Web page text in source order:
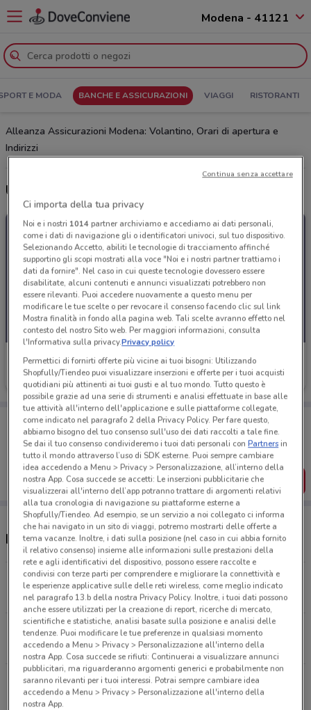
Modena - 41121
E MODA BANCHE E ASSICURAZIONI VIAGGI RISTORANTI
Alleanza Assicurazioni Modena: Volantino, Orari di apertura e
Indirizzi
Alleanza Assicurazioni
Scade il 31/12 1.2 km
Porta DoveConviene sempre con te!
Puoi trovare le migliori offerte dei negozi vicino a te,
salvarle e creare la tua lista del risparmio, comodamente
dal tuo cellulare.
SCARICA L’APP
Negozi Alleanza Assicurazioni a Modena
Via Emilia Est, 297 Modena
1.2 km
Viale Corassori, 24 Modena
1.9 km
Viale Matteotti, 47 Rubiera
11.5 km
Ci importa della tua privacy
Noi e i nostri 1014partner archiviamo e accediamo ai dati personali,
come i dati di navigazione gli o identificatori univoci, sul tuo dispositivo.
Selezionando Accetto, abiliti le tecnologie di tracciamento affinché
supportino gli scopi mostrati alla voce "Noi e i nostri partner trattiamo i
dati da fornire". Nel caso in cui queste tecnologie dovessero essere
disabilitate, alcuni contenuti e annunci visualizzati potrebbero non
essere rilevanti. Puoi accedere nuovamente a questo menu per
modificare le tue scelte o per revocare il consenso facendo clic sul link
Mostra finalità in fondo alla pagina web. Tali scelte avranno effetto nel
contesto del nostro Sito web. Per maggiori informazioni, consulta
l'Informativa sulla privacy.Privacy policy
Permettici di fornirti offerte più vicine ai tuoi bisogni: Utilizzando
Shopfully/Tiendeo puoi visualizzare inserzioni e offerte per i tuoi acquisti
quotidiani più attinenti ai tuoi gusti e al tuo mondo. Tutto questo è
possibile grazie ad una serie di strumenti e analisi effettuate in base alle
tue attività all'interno dell'applicazione e sulle piattaforme collegate,
come indicato nel paragrafo 2 della Privacy Policy. Per fare questo,
abbiamo bisogno del tuo consenso sull'uso dei dati raccolti a tale fine.
Se dai il tuo consenso condivideremo i tuoi dati personali conPartnersin
tutto il mondo attraverso l’uso di SDK esterne. Puoi sempre cambiare
idea accedendo a Menu > Privacy > Personalizzazione, all’interno della
nostra App. Cosa succede se accetti: Le inserzioni pubblicitarie che
visualizzerai all'interno dell’app potranno trattare di argomenti relativi
alla tua cronologia di navigazione su piattaforme esterne a
Shopfully/Tiendeo. Ad esempio, se un servizio a noi collegato ci informa
che hai navigato in un sito di viaggi, potremo mostrarti delle offerte a
tema vacanze. Inoltre, i dati sulla posizione (nel caso in cui abbia fornito
il relativo consenso) insieme alle informazioni sulle prestazioni della
rete e agli identificativi del dispositivo, possono essere raccolte e
condivisi con terze parti per comprendere e migliorare la connettività e
le esperienze applicative sulle delle reti wireless, come meglio indicato
nel paragrafo 13.b della nostra Privacy Policy. Inoltre, i tuoi dati possono
anche essere utilizzati per la creazione di report, ricerche di mercato,
scientifiche e statistiche, analisi basate sulla posizione e analisi delle
tendenze. Puoi modificare le tue preferenze in qualsiasi momento
accedendo a Menu > Privacy > Personalizzazione all'interno della
nostra App. Cosa succede se rifiuti: Continuerai a visualizzare annunci
pubblicitari, ma riguarderanno argomenti generici e probabilmente non
saranno rilevanti per i tuoi interessi. Potrai sempre cambiare idea
accedendo a Menu > Privacy > Personalizzazione all'interno della
nostra App.
Continua senza accettare